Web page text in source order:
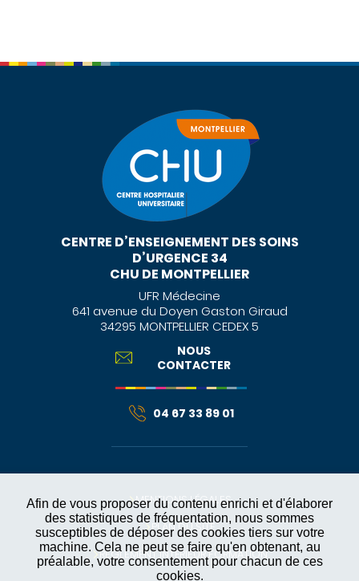
Afin de vous proposer du contenu enrichi et d'élaborer
des statistiques de fréquentation, nous sommes
susceptibles de déposer des cookies tiers sur votre
machine. Cela ne peut se faire qu'en obtenant, au
préalable, votre consentement pour chacun de ces
cookies.
CENTRE D’ENSEIGNEMENT DES SOINS
D’URGENCE 34
CHU DE MONTPELLIER
UFR Médecine
641 avenue du Doyen Gaston Giraud
34295 MONTPELLIER CEDEX 5
NOUS
CONTACTER
04 67 33 89 01
MENTIONS LÉGALES
PLAN DU SITE
RÈGLEMENT INTÉRIEUR FORMATION